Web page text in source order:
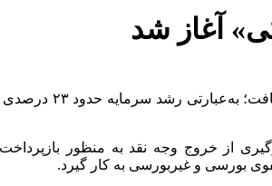
آغاز شد
بر اساس این مجوز، سرمایه
از خروج وجه نقد به منظور
بورسی و غیربورسی به کار گیرد.